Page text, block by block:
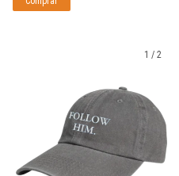
1 / 2